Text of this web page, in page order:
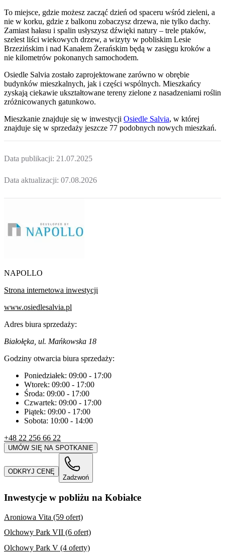
To miejsce, gdzie możesz zacząć dzień od spaceru wśród zieleni, a
nie w korku, gdzie z balkonu zobaczysz drzewa, nie tylko dachy.
Zamiast hałasu i spalin usłyszysz dźwięki natury – trele ptaków,
szelest liści wiekowych drzew, a wizyty w pobliskim Lesie
Brzezińskim i nad Kanałem Żerańskim będą w zasięgu kroków a
nie kilometrów pokonanych samochodem.
Osiedle Salvia zostało zaprojektowane zarówno w obrębie
budynków mieszkalnych, jak i części wspólnych. Mieszkańcy
zyskają ciekawie ukształtowane tereny zielone z nasadzeniami roślin
zróżnicowanych gatunkowo.
Mieszkanie znajduje się w inwestycji Osiedle Salvia, w której
znajduje się w sprzedaży jeszcze 77 podobnych nowych mieszkań.
Data publikacji: 21.07.2025
Data aktualizacji: 07.08.2026
NAPOLLO
Strona internetowa inwestycji
www.osiedlesalvia.pl
Adres biura sprzedaży:
Białołęka, ul. Mańkowska 18
Godziny otwarcia biura sprzedaży:
Poniedziałek: 09:00 - 17:00
Wtorek: 09:00 - 17:00
Środa: 09:00 - 17:00
Czwartek: 09:00 - 17:00
Piątek: 09:00 - 17:00
Sobota: 10:00 - 14:00
+48 22 256 66 22
UMÓW SIĘ NA SPOTKANIE
ODKRYJ CENĘ
Zadzwoń
Inwestycje w pobliżu na Kobiałce
Aroniowa Vita (59 ofert)
Olchowy Park VII (6 ofert)
Olchowy Park V (4 oferty)